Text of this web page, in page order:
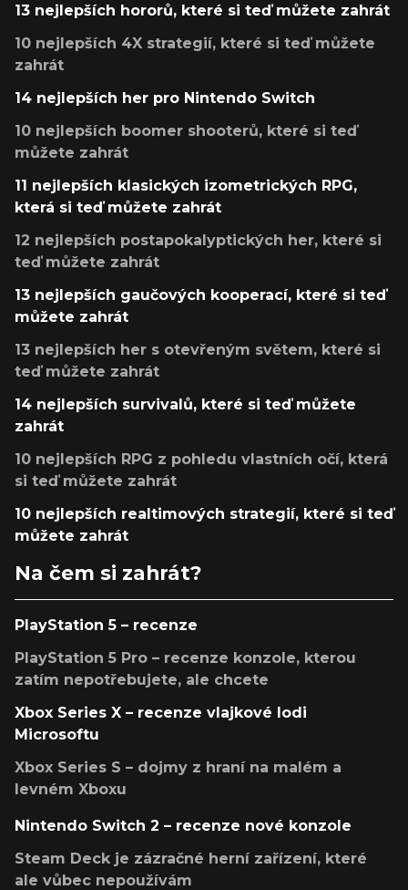
13 nejlepších hororů, které si teď můžete zahrát
10 nejlepších 4X strategií, které si teď můžete
zahrát
14 nejlepších her pro Nintendo Switch
10 nejlepších boomer shooterů, které si teď
můžete zahrát
11 nejlepších klasických izometrických RPG,
která si teď můžete zahrát
12 nejlepších postapokalyptických her, které si
teď můžete zahrát
13 nejlepších gaučových kooperací, které si teď
můžete zahrát
13 nejlepších her s otevřeným světem, které si
teď můžete zahrát
14 nejlepších survivalů, které si teď můžete
zahrát
10 nejlepších RPG z pohledu vlastních očí, která
si teď můžete zahrát
10 nejlepších realtimových strategií, které si teď
můžete zahrát
Na čem si zahrát?
PlayStation 5 – recenze
PlayStation 5 Pro – recenze konzole, kterou
zatím nepotřebujete, ale chcete
Xbox Series X – recenze vlajkové lodi
Microsoftu
Xbox Series S – dojmy z hraní na malém a
levném Xboxu
Nintendo Switch 2 – recenze nové konzole
Steam Deck je zázračné herní zařízení, které
ale vůbec nepoužívám